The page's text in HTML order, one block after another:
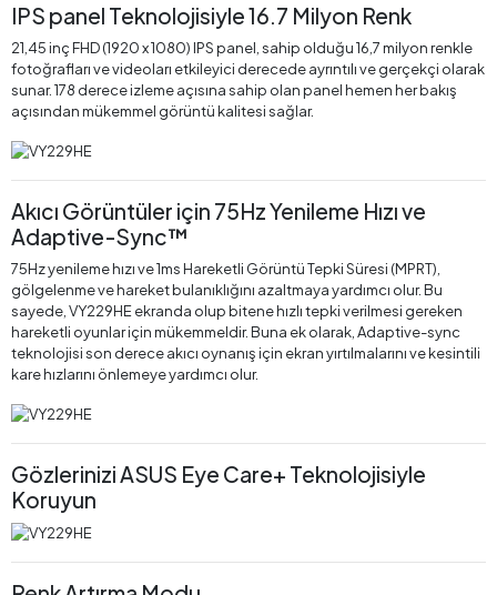
IPS panel Teknolojisiyle 16.7 Milyon Renk
21,45 inç FHD (1920 x 1080) IPS panel, sahip olduğu 16,7 milyon renkle
fotoğrafları ve videoları etkileyici derecede ayrıntılı ve gerçekçi olarak
sunar. 178 derece izleme açısına sahip olan panel hemen her bakış
açısından mükemmel görüntü kalitesi sağlar.
Akıcı Görüntüler için 75Hz Yenileme Hızı ve
Adaptive-Sync™
75Hz yenileme hızı ve 1ms Hareketli Görüntü Tepki Süresi (MPRT),
gölgelenme ve hareket bulanıklığını azaltmaya yardımcı olur. Bu
sayede, VY229HE ekranda olup bitene hızlı tepki verilmesi gereken
hareketli oyunlar için mükemmeldir. Buna ek olarak, Adaptive-sync
teknolojisi son derece akıcı oynanış için ekran yırtılmalarını ve kesintili
kare hızlarını önlemeye yardımcı olur.
Gözlerinizi ASUS Eye Care+ Teknolojisiyle
Koruyun